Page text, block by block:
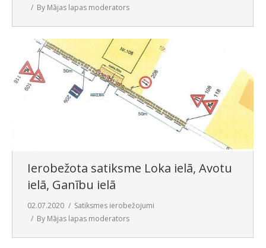
By Mājas lapas moderators
Ierobežota satiksme Loka ielā, Avotu
ielā, Ganību ielā
02.07.2020
Satiksmes ierobežojumi
By Mājas lapas moderators